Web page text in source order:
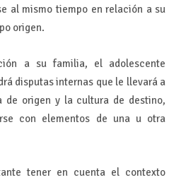
al mismo tiempo en relación a su
origen.
a su familia, el adolescente
disputas internas que le llevará a
de origen y la cultura de destino,
con elementos de una u otra
tener en cuenta el contexto